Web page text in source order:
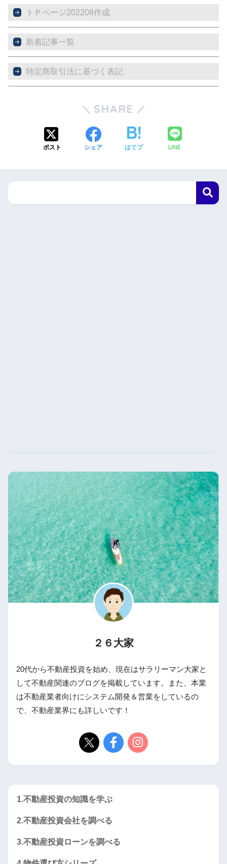
トＰページ202208作成
新着記事一覧
特定商取引法に基づく表記
SHARE
ポスト シェア はてブ LINE
２６大家
20代から不動産投資を始め、現在はサラリーマン大家と
して不動産関連のブログを掲載しています。また、本業
は不動産業者向けにシステム開発＆営業をしているの
で、不動産業界にも詳しいです！
1.不動産投資の知識を学ぶ
2.不動産投資会社を調べる
3.不動産投資ローンを調べる